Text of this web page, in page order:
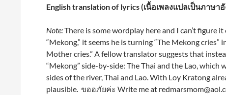
English translation of lyrics (เนื้อเพลงแปลเป็นภาษา
Note:There is some wordplay here and I can’t figure
“Mekong,” it seems he is turning “The Mekong cries”
Mother cries.” A fellow translator suggests that
“Mekong” side-by-side: The Thai and the Lao,
sides of the river, Thai and Lao. With Loy Kratong
plausible. ขออภัยค่ะ Write me at